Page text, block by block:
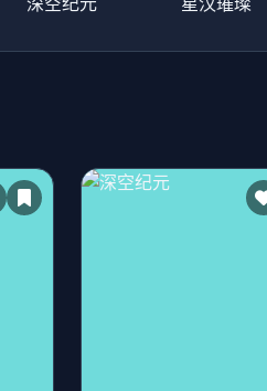
深空纪元 星汉璀璨